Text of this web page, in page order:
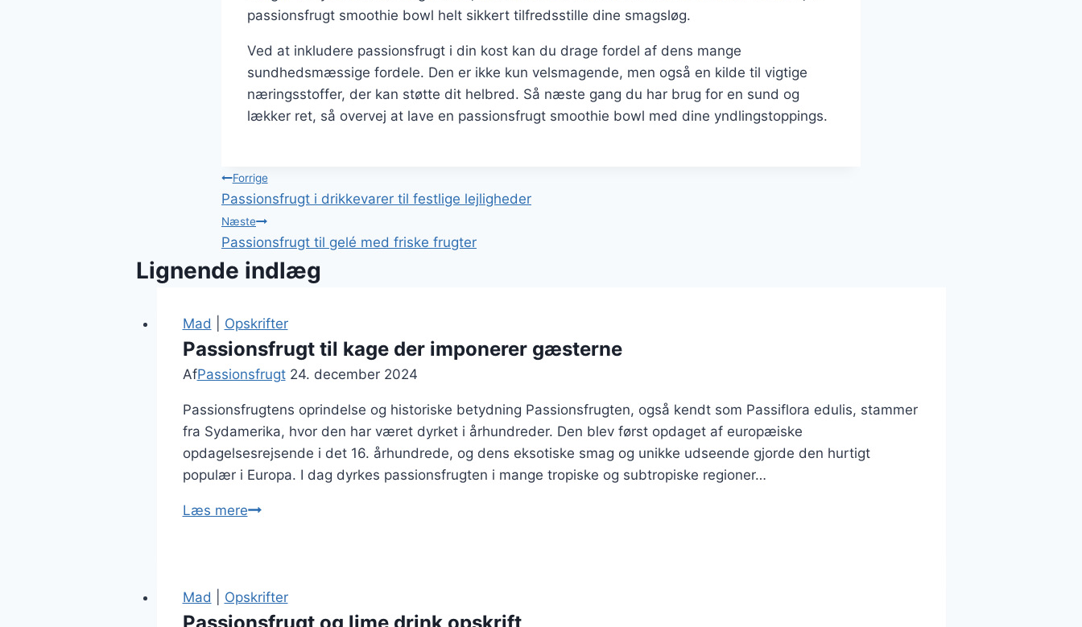
passionsfrugt smoothie bowl helt sikkert tilfredsstille dine smagsløg.
Ved at inkludere passionsfrugt i din kost kan du drage fordel af dens mange
sundhedsmæssige fordele. Den er ikke kun velsmagende, men også en kilde til vigtige
næringsstoffer, der kan støtte dit helbred. Så næste gang du har brug for en sund og
lækker ret, så overvej at lave en passionsfrugt smoothie bowl med dine yndlingstoppings.
Indlægsnavigation
Forrige
Passionsfrugt i drikkevarer til festlige lejligheder
Næste
Passionsfrugt til gelé med friske frugter
Lignende indlæg
Mad Opskrifter
Passionsfrugt til kage der imponerer gæsterne
AfPassionsfrugt 24. december 2024
Passionsfrugtens oprindelse og historiske betydning Passionsfrugten, også kendt som Passiflora edulis, stammer
fra Sydamerika, hvor den har været dyrket i århundreder. Den blev først opdaget af europæiske
opdagelsesrejsende i det 16. århundrede, og dens eksotiske smag og unikke udseende gjorde den hurtigt
populær i Europa. I dag dyrkes passionsfrugten i mange tropiske og subtropiske regioner…
Læs merePassionsfrugt
imponerer
gæsterne
Mad Opskrifter